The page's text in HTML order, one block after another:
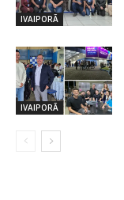
IVAIPORÃ
IVAIPORÃ